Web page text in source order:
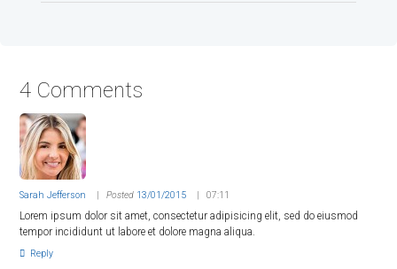
4 Comments
Sarah Jefferson Posted 13/01/2015 07:11
Lorem ipsum dolor sit amet, consectetur adipisicing elit, sed do eiusmod
tempor incididunt ut labore et dolore magna aliqua.
Reply